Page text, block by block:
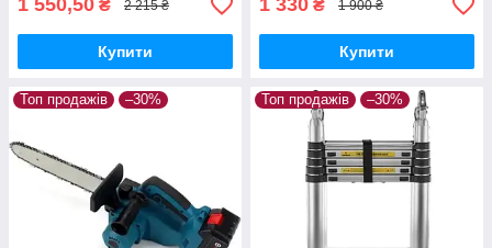
1 550,50 ₴ 2 215 ₴
Купити
1 330 ₴ 1 900 ₴
Купити
Топ продажів –30% Топ продажів –30%